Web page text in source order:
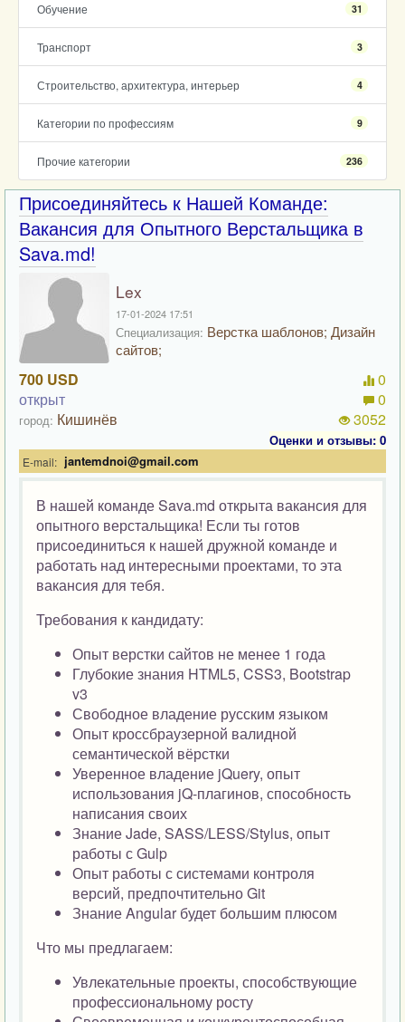
Обучение 31
Транспорт 3
Строительство, архитектура, интерьер 4
Категории по профессиям 9
Прочие категории 236
Присоединяйтесь к Нашей Команде:
Вакансия для Опытного Верстальщика в
Sava.md!
Lex
17-01-2024 17:51
Специализация: Верстка шаблонов; Дизайн
сайтов;
700 USD
открыт
город: Кишинёв
0
0
3052
Оценки и отзывы: 0
E-mail: jantemdnoi@gmail.com
В нашей команде Sava.md открыта вакансия для
опытного верстальщика! Если ты готов
присоединиться к нашей дружной команде и
работать над интересными проектами, то эта
вакансия для тебя.
Требования к кандидату:
Опыт верстки сайтов не менее 1 года
Глубокие знания HTML5, CSS3, Bootstrap
v3
Свободное владение русским языком
Опыт кроссбраузерной валидной
семантической вёрстки
Уверенное владение jQuery, опыт
использования jQ-плагинов, способность
написания своих
Знание Jade, SASS/LESS/Stylus, опыт
работы с Gulp
Опыт работы с системами контроля
версий, предпочтительно Git
Знание Angular будет большим плюсом
Что мы предлагаем:
Увлекательные проекты, способствующие
профессиональному росту